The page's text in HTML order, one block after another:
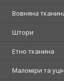
Вовняна
Штори
Етно тканина
Маломіри та